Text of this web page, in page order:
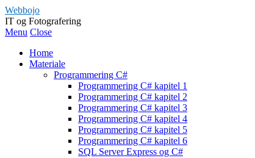
Webbojo
IT og Fotografering
Menu Close
Home
Materiale
Programmering C#
Programmering C# kapitel 1
Programmering C# kapitel 2
Programmering C# kapitel 3
Programmering C# kapitel 4
Programmering C# kapitel 5
Programmering C# kapitel 6
SQL Server Express og C#